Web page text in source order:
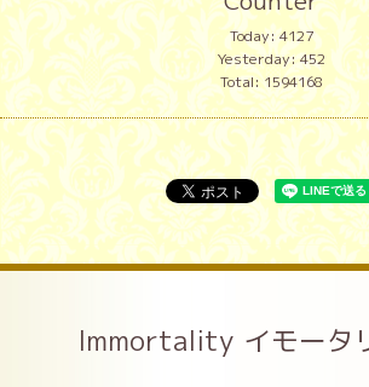
Today:4127
Yesterday:452
Total:1594168
Immortality イモータ